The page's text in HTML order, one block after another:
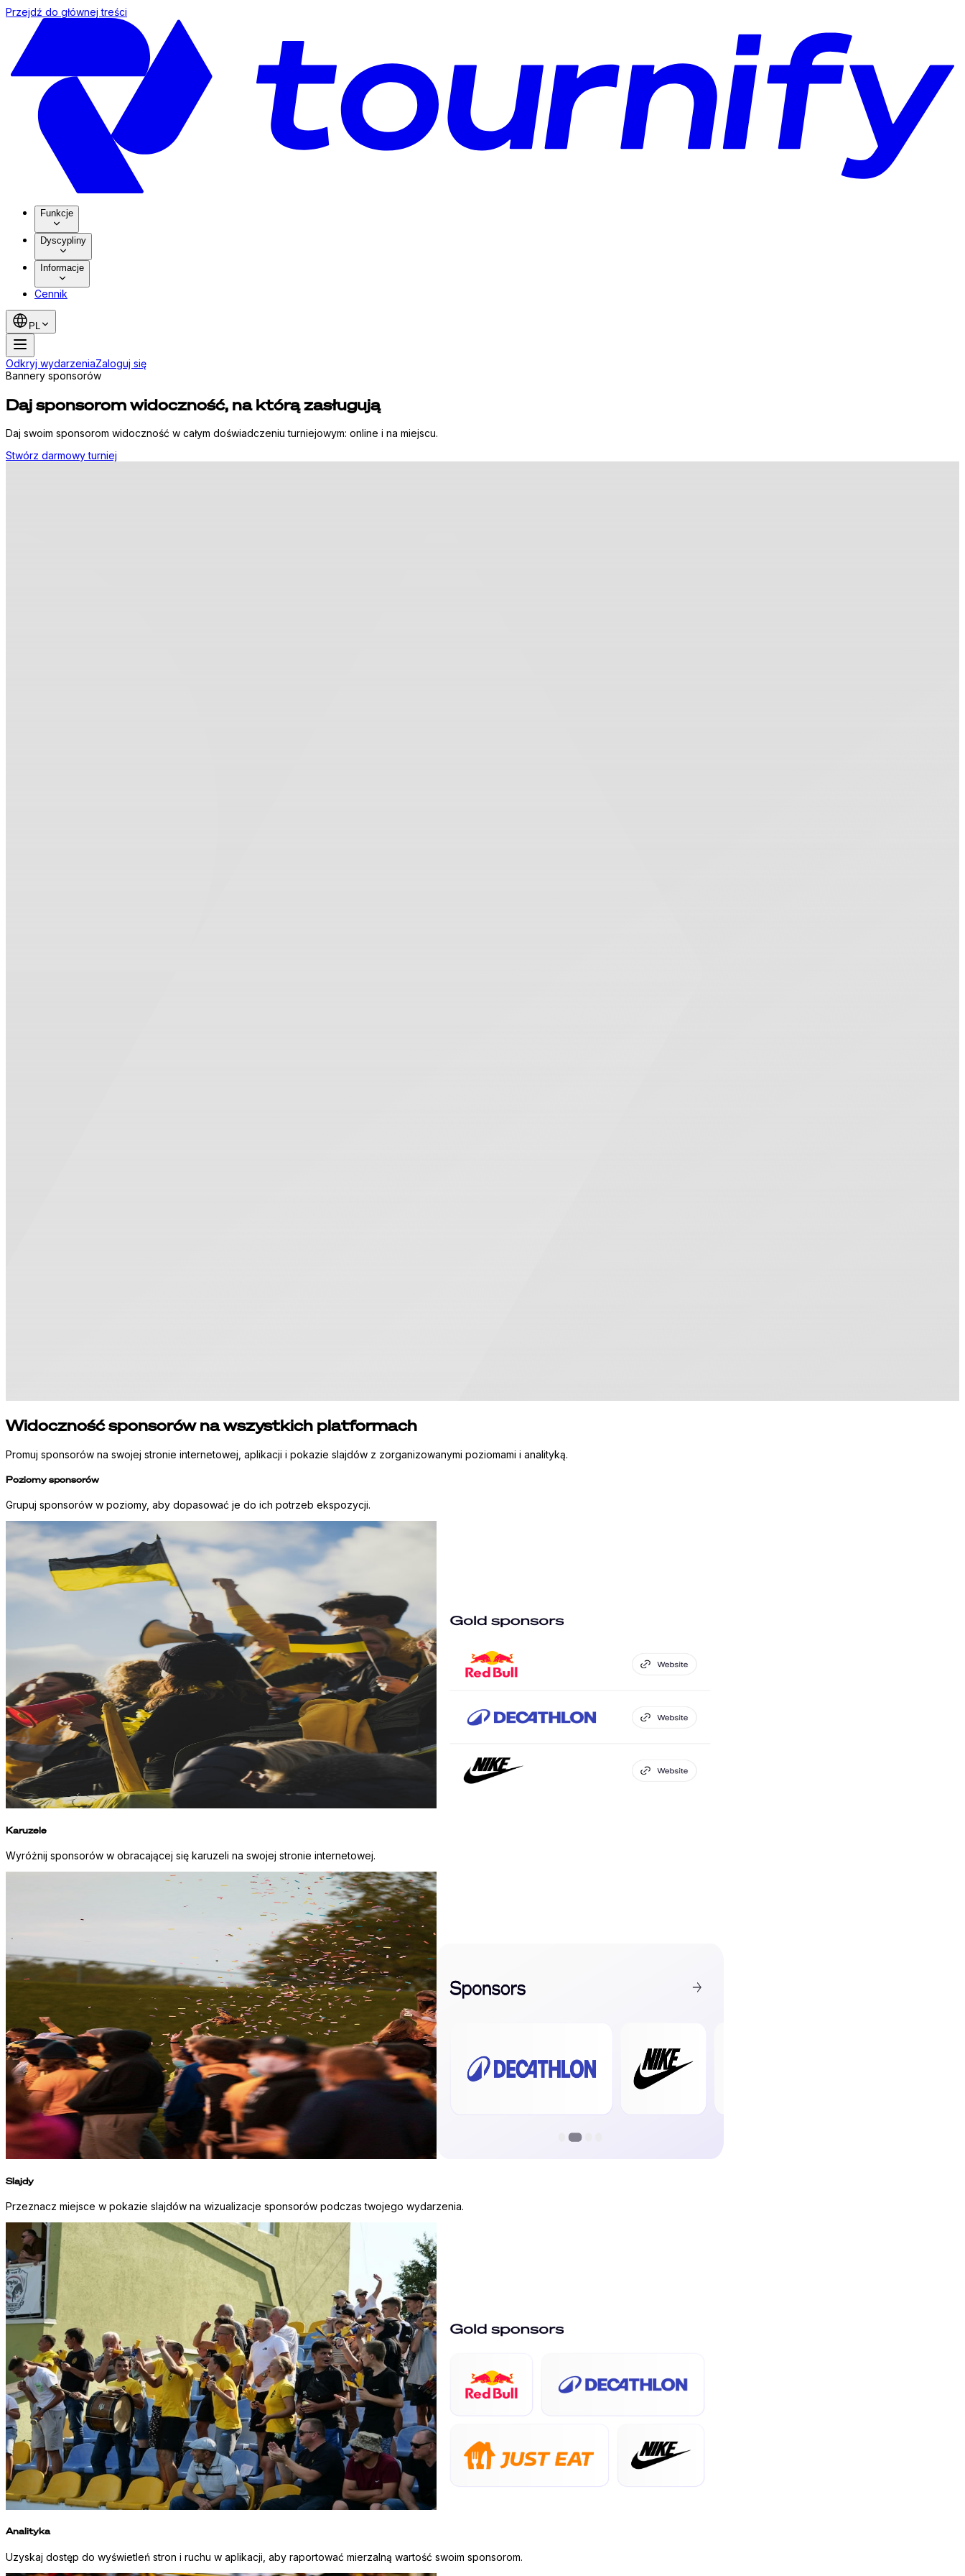
Przejdź do głównej treści
Funkcje
Dyscypliny
Informacje
Cennik
PL
Odkryj wydarzeniaZaloguj się
Bannery sponsorów
Daj sponsorom widoczność, na którą zasługują
Daj swoim sponsorom widoczność w całym doświadczeniu turniejowym: online i na miejscu.
Stwórz darmowy turniej
Widoczność sponsorów na wszystkich platformach
Promuj sponsorów na swojej stronie internetowej, aplikacji i pokazie slajdów z zorganizowanymi poziomami i analityką.
Poziomy sponsorów
Grupuj sponsorów w poziomy, aby dopasować je do ich potrzeb ekspozycji.
Karuzele
Wyróżnij sponsorów w obracającej się karuzeli na swojej stronie internetowej.
Slajdy
Przeznacz miejsce w pokazie slajdów na wizualizacje sponsorów podczas twojego wydarzenia.
Analityka
Uzyskaj dostęp do wyświetleń stron i ruchu w aplikacji, aby raportować mierzalną wartość swoim sponsorom.